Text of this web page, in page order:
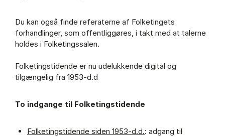
Du kan også finde referaterne af Folketingets
forhandlinger, som offentliggøres, i takt med at talerne
holdes i Folketingssalen.
Folketingstidende er nu udelukkende digital og
tilgængelig fra 1953-d.d
To indgange til Folketingstidende
Folketingstidende siden 1953-d.d.: adgang til